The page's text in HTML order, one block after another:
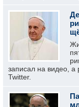
записал на видео, а
Twitter.